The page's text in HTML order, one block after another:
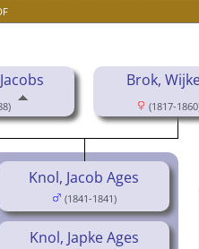
Brok,
(1817-
Knol, Jacob Ages
(1841-1841)
Knol, Japke Ages